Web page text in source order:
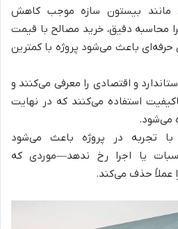
بیستون سازه موجب کاهش
محاسبه دقیق، خرید مصالح با قیمت
حرفه‌ای باعث می‌شود پروژه با کمترین
و اقتصادی را معرفی می‌کنند و
استفاده می‌کنند که در نهایت
می‌شود.
تجربه در پروژه باعث می‌شود
یا اجرا رخ ندهد—موردی که
عملاً حذف می‌کند.